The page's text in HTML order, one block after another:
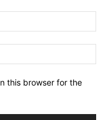
this browser for the